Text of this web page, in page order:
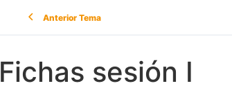
Anterior Tema
Fichas sesión I